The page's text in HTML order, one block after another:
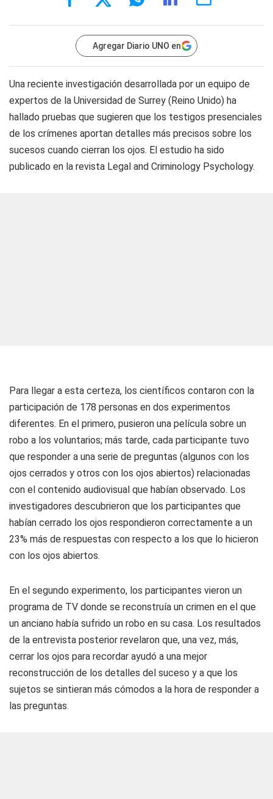
Agregar Diario UNO en
Una reciente investigación desarrollada por un equipo de
expertos de la Universidad de Surrey (Reino Unido) ha
hallado pruebas que sugieren que los testigos presenciales
de los crímenes aportan detalles más precisos sobre los
sucesos cuando cierran los ojos. El estudio ha sido
publicado en la revista Legal and Criminology Psychology.
Para llegar a esta certeza, los científicos contaron con la
participación de 178 personas en dos experimentos
diferentes. En el primero, pusieron una película sobre un
robo a los voluntarios; más tarde, cada participante tuvo
que responder a una serie de preguntas (algunos con los
ojos cerrados y otros con los ojos abiertos) relacionadas
con el contenido audiovisual que habían observado. Los
investigadores descubrieron que los participantes que
habían cerrado los ojos respondieron correctamente a un
23% más de respuestas con respecto a los que lo hicieron
con los ojos abiertos.
En el segundo experimento, los participantes vieron un
programa de TV donde se reconstruía un crimen en el que
un anciano había sufrido un robo en su casa. Los resultados
de la entrevista posterior revelaron que, una vez, más,
cerrar los ojos para recordar ayudó a una mejor
reconstrucción de los detalles del suceso y a que los
sujetos se sintieran más cómodos a la hora de responder a
las preguntas.